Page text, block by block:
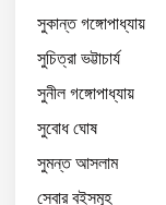
সুকান্ত গঙ্গোপাধ্যায়
সুচিত্রা ভট্টাচার্য
সুনীল গঙ্গোপাধ্যায়
সুবোধ ঘোষ
সুমন্ত আসলাম
সেবার বইসমূহ